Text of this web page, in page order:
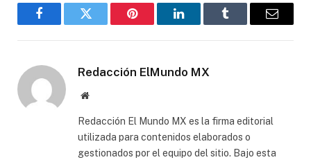
FacebookGorjeo Pinterest LinkedInTumblr
Correo
Redacción ElMundo MX
Sitio
Redacción El Mundo MX es la firma editorial
utilizada para contenidos elaborados o
gestionados por el equipo del sitio. Bajo esta